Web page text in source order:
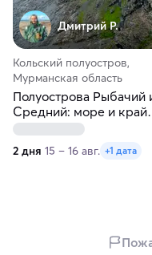
Дмитрий Р.
Кольский полуостров,
Мурманская область
Полуострова Рыбачий
Средний: море и край
земли
2 дня 15 – 16 авг. +1 дата